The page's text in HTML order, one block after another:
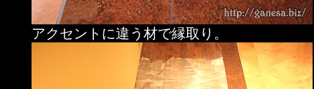
アクセントに違う材で縁取り。